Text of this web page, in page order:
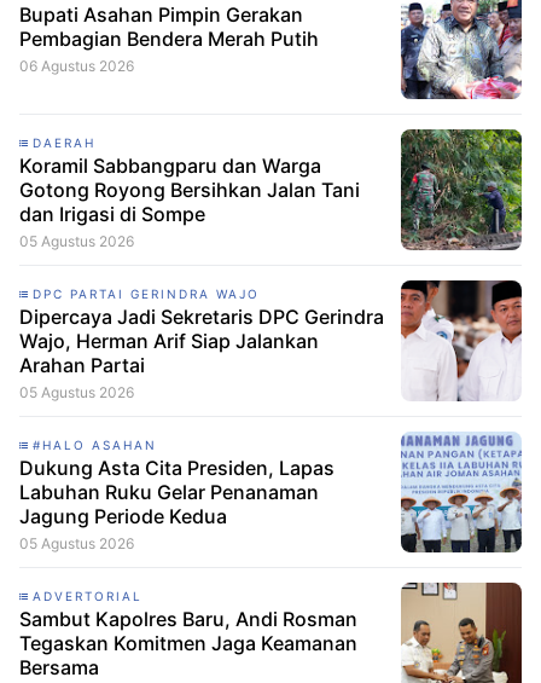
Bupati Asahan Pimpin Gerakan
Pembagian Bendera Merah Putih
06 Agustus 2026
DAERAH
Koramil Sabbangparu dan Warga
Gotong Royong Bersihkan Jalan Tani
dan Irigasi di Sompe
05 Agustus 2026
DPC PARTAI GERINDRA WAJO
Dipercaya Jadi Sekretaris DPC Gerindra
Wajo, Herman Arif Siap Jalankan
Arahan Partai
05 Agustus 2026
#HALO ASAHAN
Dukung Asta Cita Presiden, Lapas
Labuhan Ruku Gelar Penanaman
Jagung Periode Kedua
05 Agustus 2026
ADVERTORIAL
Sambut Kapolres Baru, Andi Rosman
Tegaskan Komitmen Jaga Keamanan
Bersama